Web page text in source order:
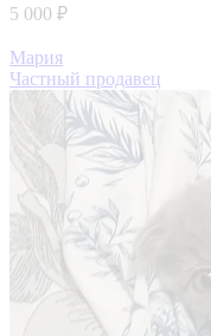
5 000 ₽
Мария
Частный продавец